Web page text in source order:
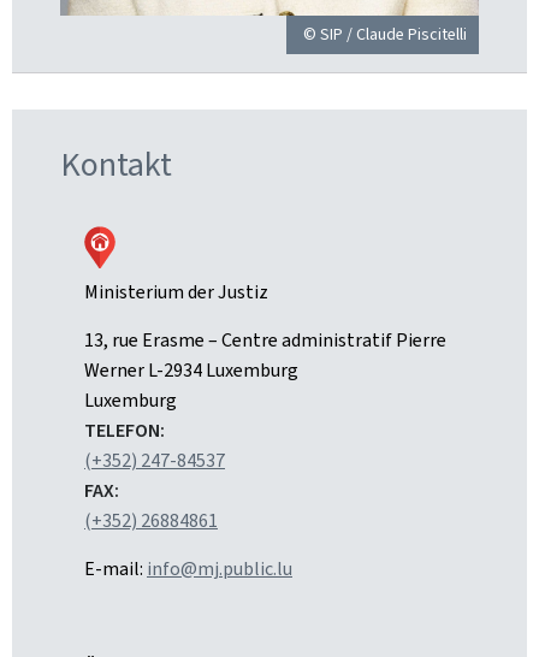
© SIP / Claude Piscitelli
Kontakt
Ministerium der Justiz
ADRESSE:
13, rue Erasme – Centre administratif Pierre
WernerL-2934 Luxemburg
Luxemburg
TELEFON:
(+352) 247-84537
FAX:
(+352) 26884861
E-mail: info@mj.public.lu